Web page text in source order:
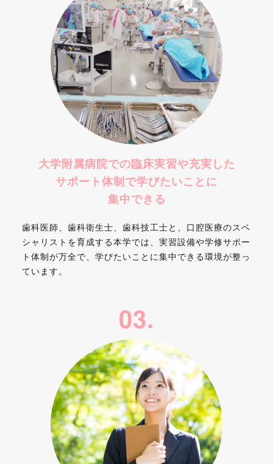
大学附属病院での臨床実習や充実した
サポート体制で学びたいことに
集中できる
歯科医師、歯科衛生士、歯科技工士と、口腔医療のスペ
シャリストを育成する本学では、実習設備や学修サポー
ト体制が万全で、学びたいことに集中できる環境が整っ
ています。
03.